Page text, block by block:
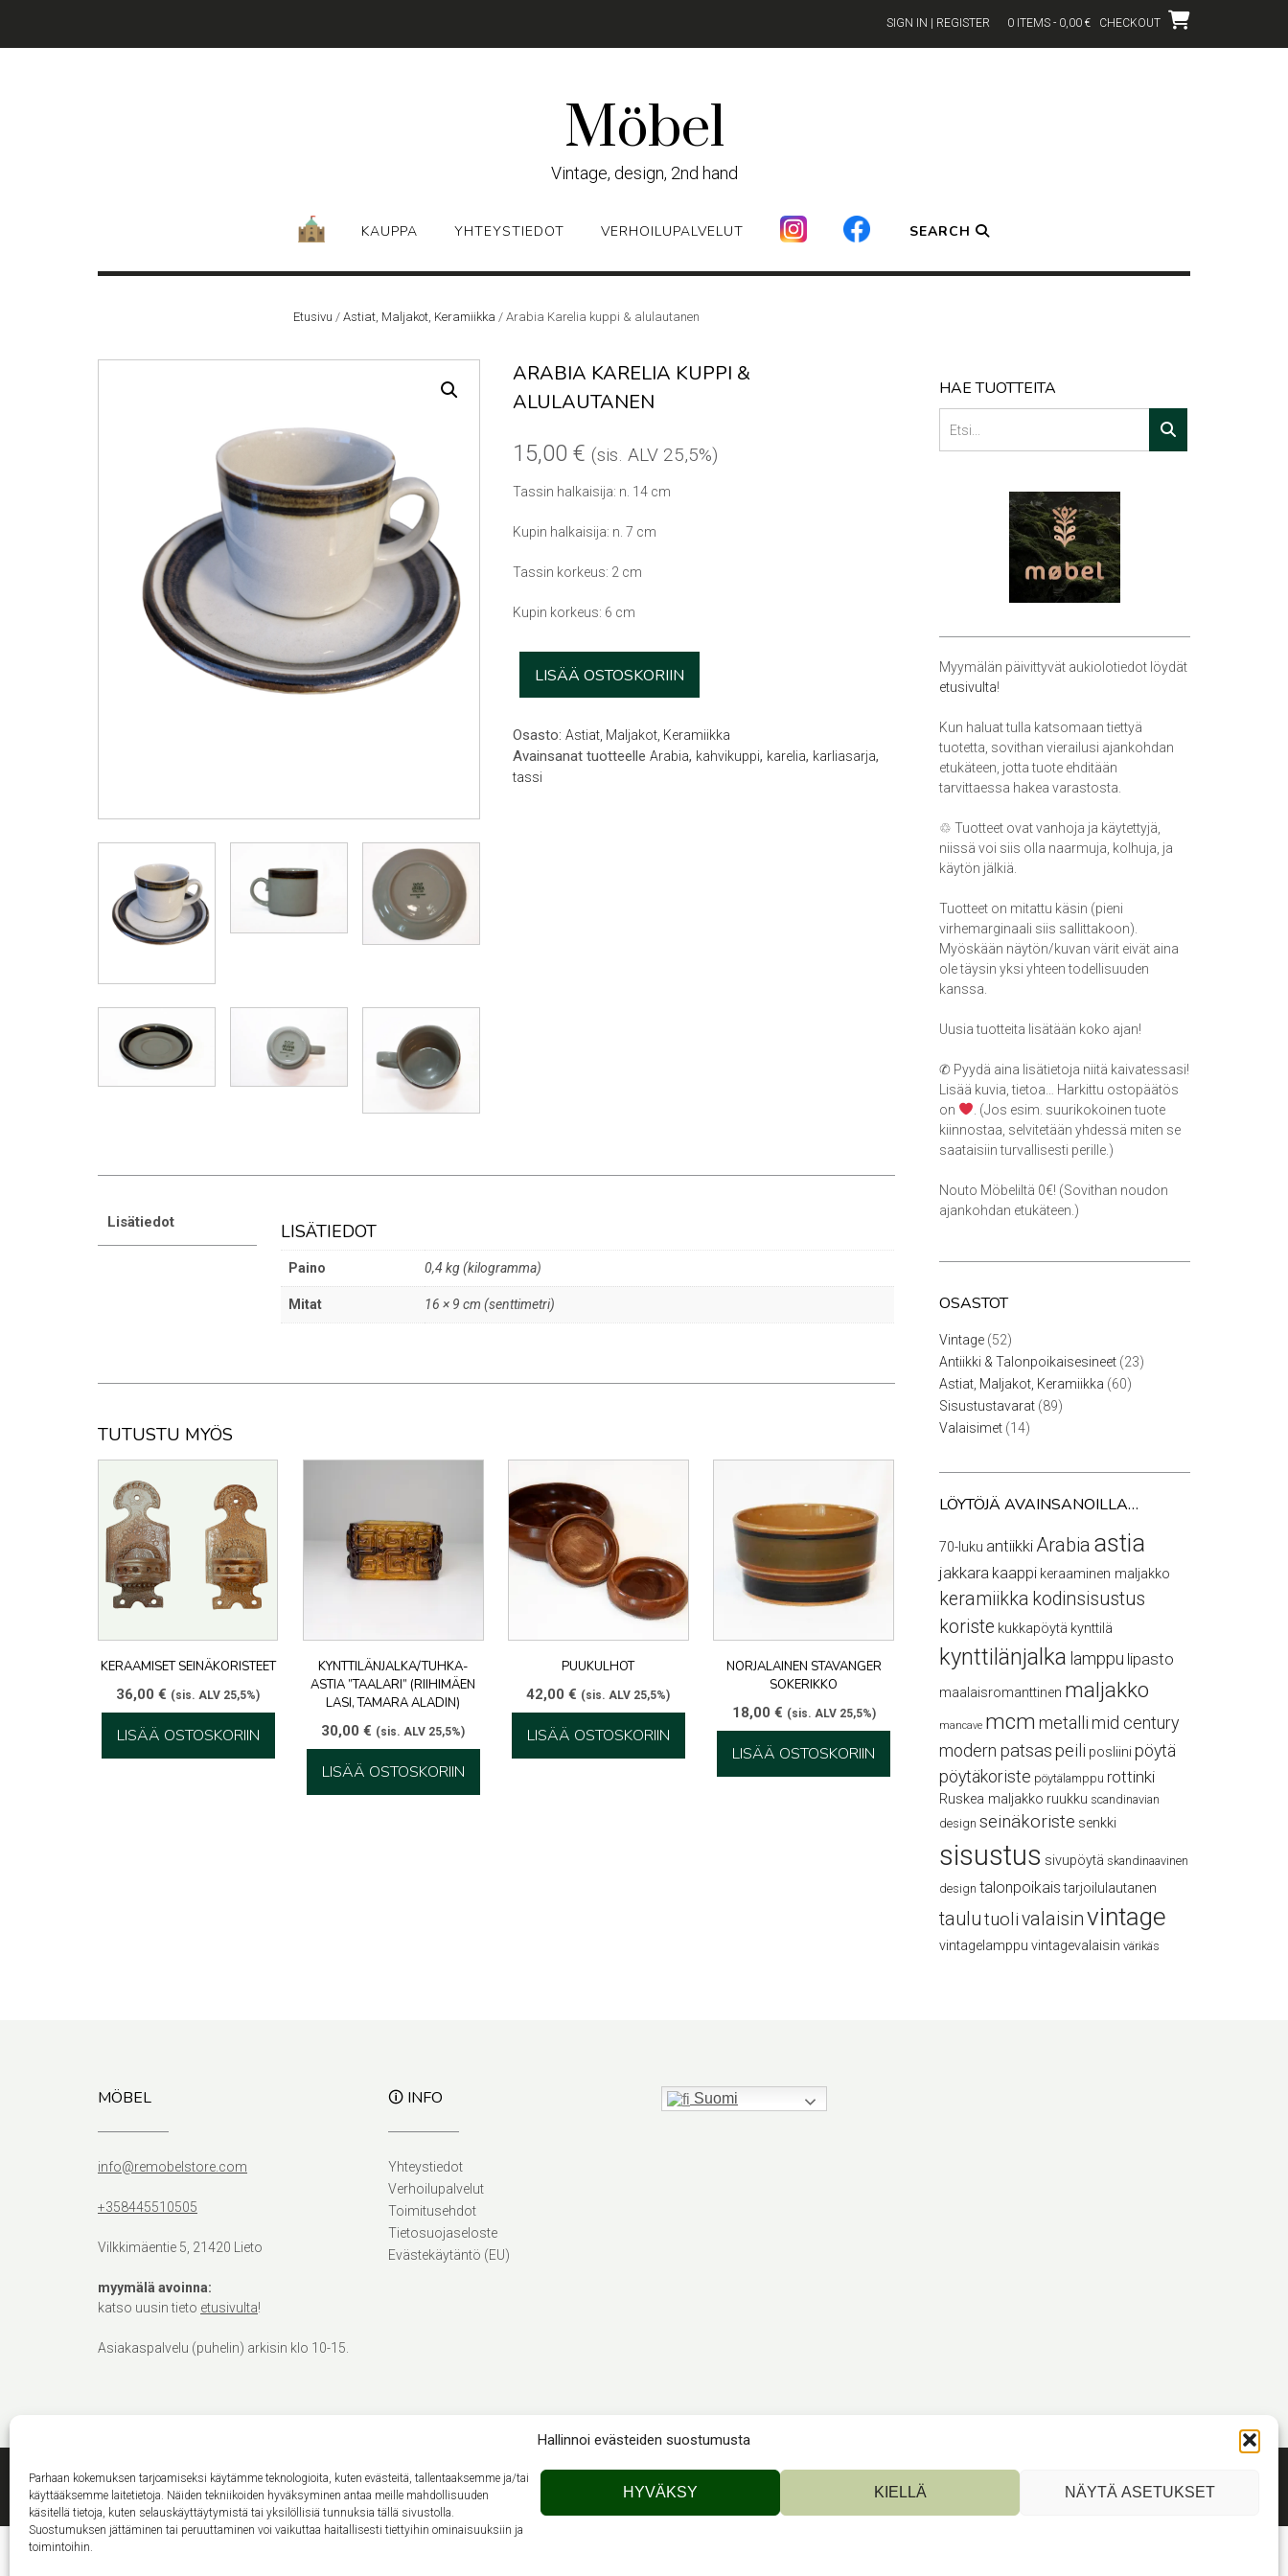
Hallinnoi evästeiden suostumusta
Parhaan kokemuksen tarjoamiseksi käytämme teknologioita, kuten evästeitä, tallentaaksemme ja/tai
käyttääksemme laitetietoja. Näiden tekniikoiden hyväksyminen antaa meille mahdollisuuden
käsitellä tietoja, kuten selauskäyttäytymistä tai yksilöllisiä tunnuksia tällä sivustolla.
Suostumuksen jättäminen tai peruuttaminen voi vaikuttaa haitallisesti tiettyihin ominaisuuksiin ja
toimintoihin.
HYVÄKSY KIELLÄ NÄYTÄ ASETUKSET
content
SIGN IN | REGISTER 0 ITEMS - 0,00 € CHECKOUT
Möbel
Vintage, design, 2nd hand
KAUPPA YHTEYSTIEDOT VERHOILUPALVELUT SEARCH
Etusivu /Astiat, Maljakot, Keramiikka / Arabia Karelia kuppi & alulautanen
ARABIA KARELIA KUPPI &
ALULAUTANEN
15,00 € (sis. ALV 25,5%)
Tassin halkaisija: n. 14 cm
Kupin halkaisija: n. 7 cm
Tassin korkeus: 2 cm
Kupin korkeus: 6 cm
Karelia
kuppi
alulautanen
määrä
LISÄÄ OSTOSKORIIN
Osasto: Astiat, Maljakot, Keramiikka
Avainsanat tuotteelle Arabia, kahvikuppi, karelia, karliasarja,
tassi
Lisätiedot LISÄTIEDOT
Paino 0,4 kg (kilogramma)
Mitat 16 × 9 cm (senttimetri)
TUTUSTU MYÖS
KERAAMISET SEINÄKORISTEET
36,00€ (sis. ALV 25,5%)
LISÄÄ OSTOSKORIIN
KYNTTILÄNJALKA/TUHKA-
ASTIA ”TAALARI” (RIIHIMÄEN
LASI, TAMARA ALADIN)
30,00€ (sis. ALV 25,5%)
LISÄÄ OSTOSKORIIN
PUUKULHOT
42,00€ (sis. ALV 25,5%)
LISÄÄ OSTOSKORIIN
NORJALAINEN STAVANGER
SOKERIKKO
18,00 € (sis. ALV 25,5%)
LISÄÄ OSTOSKORIIN
HAE TUOTTEITA
Myymälän päivittyvät aukiolotiedot löydät
etusivulta!
Kun haluat tulla katsomaan tiettyä
tuotetta, sovithan vierailusi ajankohdan
etukäteen, jotta tuote ehditään
tarvittaessa hakea varastosta.
♲ Tuotteet ovat vanhoja ja käytettyjä,
niissä voi siis olla naarmuja, kolhuja, ja
käytön jälkiä.
Tuotteet on mitattu käsin (pieni
virhemarginaali siis sallittakoon).
Myöskään näytön/kuvan värit eivät aina
ole täysin yksi yhteen todellisuuden
kanssa.
Uusia tuotteita lisätään koko ajan!
✆ Pyydä aina lisätietoja niitä kaivatessasi!
Lisää kuvia, tietoa… Harkittu ostopäätös
on
. (Jos esim. suurikokoinen tuote
kiinnostaa, selvitetään yhdessä miten se
saataisiin turvallisesti perille.)
Nouto Möbeliltä 0€! (Sovithan noudon
ajankohdan etukäteen.)
OSASTOT
Vintage 5252
tuotetta
Antiikki & Talonpoikaisesineet 2323
Astiat, Maljakot, Keramiikka 6060
Sisustustavarat 8989
Valaisimet 1414
LÖYTÖJÄ AVAINSANOILLA…
70-luku antiikki Arabia astia
jakkara kaappi keraaminen maljakko
keramiikka kodinsisustus
koriste kukkapöytä kynttilä
kynttilänjalka lamppu lipasto
maalaisromanttinen maljakko
mancave mcm metallimid century
modern patsaspeili posliini pöytä
pöytäkoriste pöytälamppu rottinki
Ruskea maljakko ruukku scandinavian
design seinäkoriste senkki
sisustus sivupöytä skandinaavinen
design talonpoikais tarjoilulautanen
taulutuolivalaisinvintage
vintagelamppu vintagevalaisin värikäs
MÖBEL
info@remobelstore.com
+358445510505
Vilkkimäentie 5, 21420 Lieto
myymälä avoinna:
katso uusin tieto etusivulta!
Asiakaspalvelu (puhelin) arkisin klo 10-15.
🛈 INFO
Yhteystiedot
Verhoilupalvelut
Toimitusehdot
Tietosuojaseloste
Evästekäytäntö (EU)
Suomi
Theme byOut the Box